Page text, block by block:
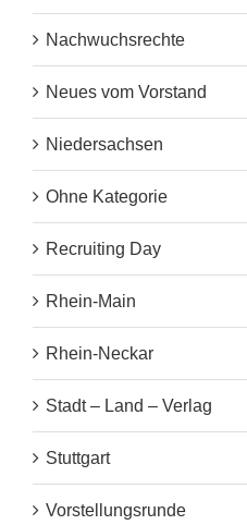
Nachwuchsrechte
Neues vom Vorstand
Niedersachsen
Ohne Kategorie
Recruiting Day
Rhein-Main
Rhein-Neckar
Stadt – Land – Verlag
Stuttgart
Vorstellungsrunde